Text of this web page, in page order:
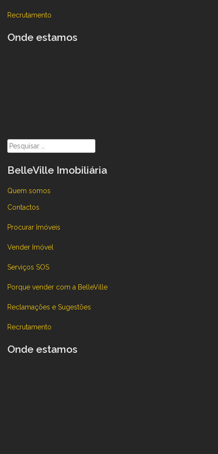
Recrutamento
Onde estamos
Pesquisar
por:
BelleVille Imobiliária
Quem somos
Contactos
Procurar Imóveis
Vender Imóvel
Serviços SOS
Porque vender com a BelleVille
Reclamações e Sugestões
Recrutamento
Onde estamos